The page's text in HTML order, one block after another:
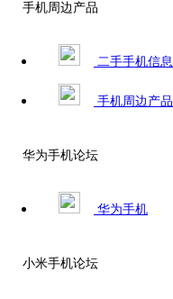
手机周边产品
二手手机信息
手机周边产品
华为手机论坛
华为手机
小米手机论坛